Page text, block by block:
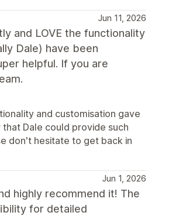
Jun 11, 2026
and LOVE the functionality
Dale) have been
helpful. If you are
and customisation gave
Dale could provide such
don't hesitate to get back in
Jun 1, 2026
highly recommend it! The
for detailed